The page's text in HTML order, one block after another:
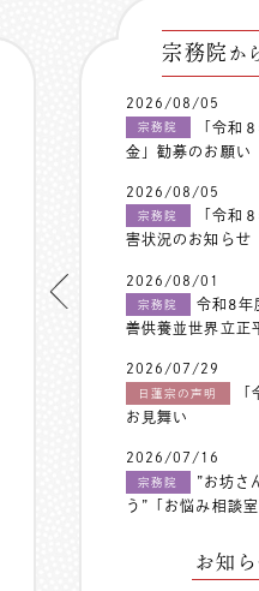
宗務院 か
2026/08/05
宗務院
「令和
金」勧募のお願い
2026/08/05
宗務院
「令和
害状況のお知らせ
2026/08/01
宗務院
令和8年
善供養並世界立正
2026/07/29
日蓮宗の声明
お見舞い
2026/07/16
宗務院
”お坊さ
う”「お悩み相談
お知